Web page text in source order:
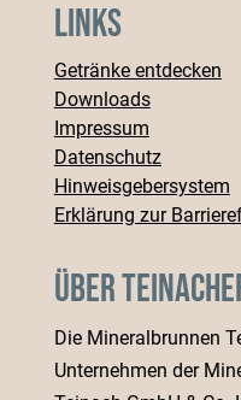
Links
Getränke entdecken
Downloads
Impressum
Datenschutz
Hinweisgebersystem
Erklärung zur
Über
Die Mineralbrunnen
Unternehmen der